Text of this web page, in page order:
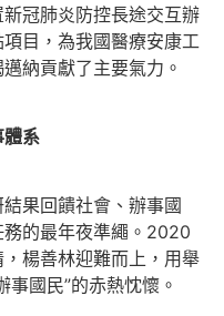
冠肺炎防控長途交互辦
目，為我國醫療安康工
納貢獻了主要氣力。
系
果回饋社會、辦事國
務的最年夜準繩。2020
楊善林迎難而上，用舉
國民”的赤熱忱懷。